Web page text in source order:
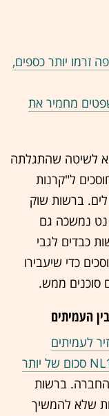
זרמו יותר כספים,
מחמיר את
לשיטה שהתגלתה
ל"קרנות
ברשות שוק
נט נמשכה גם
כבדים לגבי
כדי שיעבירו
סוכנים ממש.
העמיתים
לעמיתים
שהשקיעו בקרן NL1200 Fund House LP סכום של יותר
ברשות
שלא להמשיך